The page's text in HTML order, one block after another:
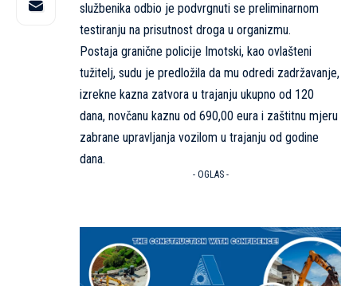
službenika odbio je podvrgnuti se preliminarnom
testiranju na prisutnost droga u organizmu.
Postaja granične policije Imotski, kao ovlašteni
tužitelj, sudu je predložila da mu odredi zadržavanje,
izrekne kazna zatvora u trajanju ukupno od 120
dana, novčanu kaznu od 690,00 eura i zaštitnu mjeru
zabrane upravljanja vozilom u trajanju od godine
dana.
- OGLAS -